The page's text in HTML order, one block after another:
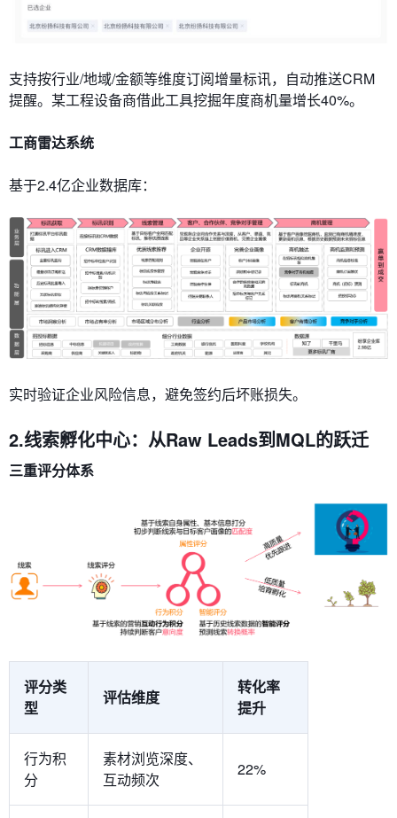
支持按行业/地域/金额等维度订阅增量标讯，自动推送CRM
提醒。某工程设备商借此工具挖掘年度商机量增长40%。
​​工商雷达系统​​
基于2.4亿企业数据库：
实时验证企业风险信息，避免签约后坏账损失。
2.线索孵化中心：从Raw Leads到MQL的跃迁
​​三重评分体系​​
评分类
型
评估维度
转化率
提升
行为积
分
素材浏览深度、
互动频次
22%